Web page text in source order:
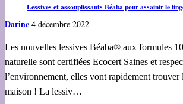
Lessives et assouplissants Béaba pour assainir le
Darine 4 décembre 2022
Les nouvelles lessives Béaba® aux formules
naturelle sont certifiées Ecocert Saines et
l’environnement, elles vont rapidement trouver
maison ! La lessiv…